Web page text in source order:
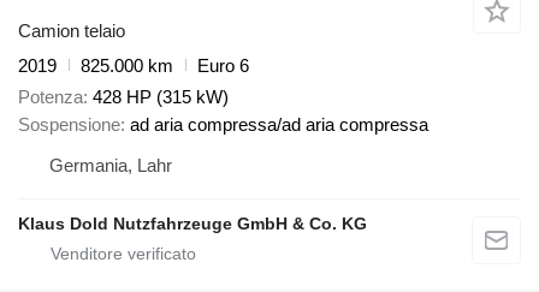
Camion telaio
2019
825.000 km
Euro 6
Potenza 428 HP (315 kW)
Sospensione ad aria compressa/ad aria compressa
Germania, Lahr
Klaus Dold Nutzfahrzeuge GmbH & Co. KG